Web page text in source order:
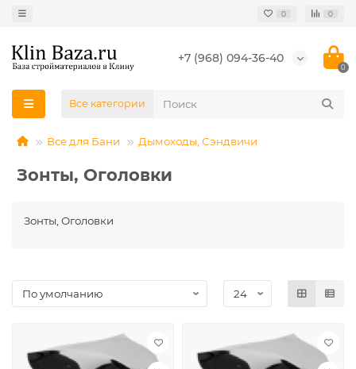
0 0
+7 (968) 094-36-40
0
Все категории
Все для Бани Дымоходы, Сэндвичи
Зонты, Оголовки
Зонты, Оголовки